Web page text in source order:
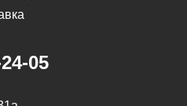
05